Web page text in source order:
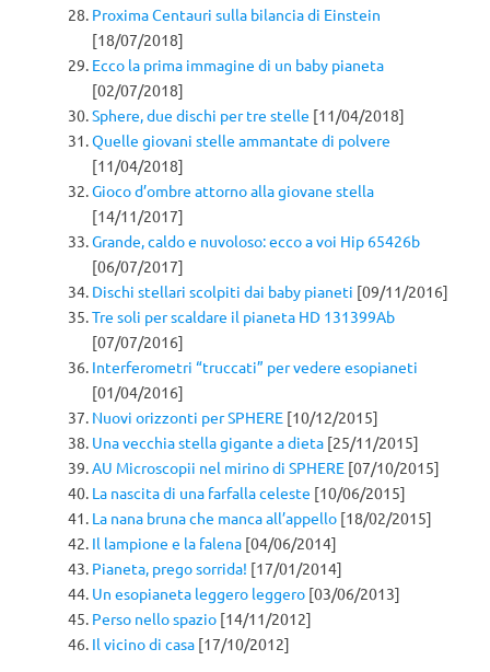
Proxima Centauri sulla bilancia di Einstein
[18/07/2018]
Ecco la prima immagine di un baby pianeta
[02/07/2018]
Sphere, due dischi per tre stelle [11/04/2018]
Quelle giovani stelle ammantate di polvere
[11/04/2018]
Gioco d’ombre attorno alla giovane stella
[14/11/2017]
Grande, caldo e nuvoloso: ecco a voi Hip 65426b
[06/07/2017]
Dischi stellari scolpiti dai baby pianeti [09/11/2016]
Tre soli per scaldare il pianeta HD 131399Ab
[07/07/2016]
Interferometri “truccati” per vedere esopianeti
[01/04/2016]
Nuovi orizzonti per SPHERE [10/12/2015]
Una vecchia stella gigante a dieta [25/11/2015]
AU Microscopii nel mirino di SPHERE [07/10/2015]
La nascita di una farfalla celeste [10/06/2015]
La nana bruna che manca all’appello [18/02/2015]
Il lampione e la falena [04/06/2014]
Pianeta, prego sorrida! [17/01/2014]
Un esopianeta leggero leggero [03/06/2013]
Perso nello spazio [14/11/2012]
Il vicino di casa [17/10/2012]